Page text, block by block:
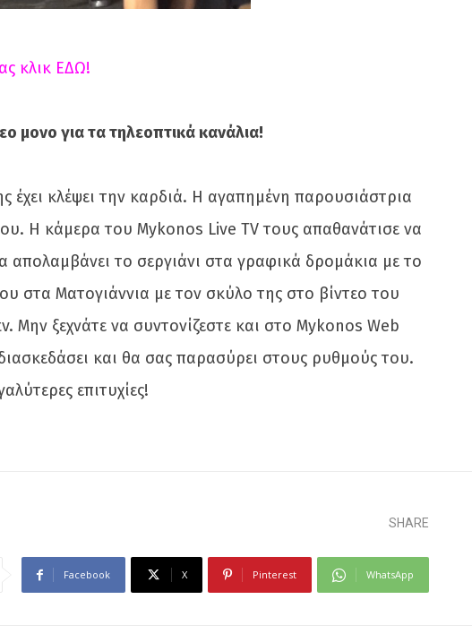
κλικ ΕΔΩ!
μονο για τα τηλεοπτικά κανάλια!
κλέψει την καρδιά. Η αγαπημένη παρουσιάστρια
Η κάμερα του Mykonos Live TV τους απαθανάτισε να
απολαμβάνει το σεργιάνι στα γραφικά δρομάκια με το
στα Ματογιάννια με τον σκύλο της στο βίντεο του
ξεχνάτε να συντονίζεστε και στο Mykonos Web
και θα σας παρασύρει στους ρυθμούς του.
επιτυχίες!
SHARE
Facebook X Pinterest WhatsApp